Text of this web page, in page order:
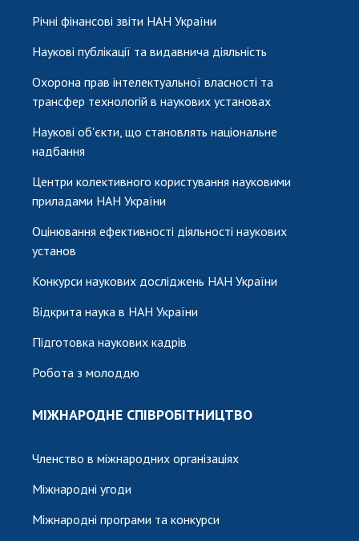
Річні фінансові звіти НАН України
Наукові публікації та видавнича діяльність
Охорона прав інтелектуальної власності та
трансфер технологій в наукових установах
Наукові об'єкти, що становлять національне
надбання
Центри колективного користування науковими
приладами НАН України
Оцінювання ефективності діяльності наукових
установ
Конкурси наукових досліджень НАН України
Відкрита наука в НАН України
Підготовка наукових кадрів
Робота з молоддю
МІЖНАРОДНЕ СПІВРОБІТНИЦТВО
Членство в міжнародних організаціях
Міжнародні угоди
Міжнародні програми та конкурси